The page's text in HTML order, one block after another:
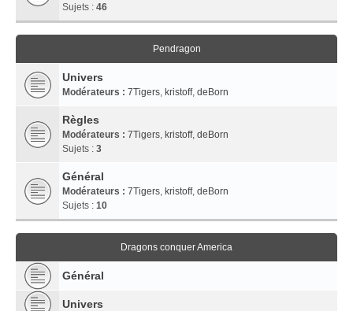
Sujets : 46
Pendragon
Univers
Modérateurs : 7Tigers, kristoff, deBorn
Règles
Modérateurs : 7Tigers, kristoff, deBorn
Sujets : 3
Général
Modérateurs : 7Tigers, kristoff, deBorn
Sujets : 10
Dragons conquer America
Général
Univers